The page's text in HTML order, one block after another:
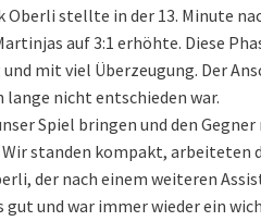
stellte in der 13. Minute
auf 3:1 erhöhte. Diese
mit viel Überzeugung. Der
lange nicht entschieden war.
Spiel bringen und den
standen kompakt,
der nach einem weiteren
und war immer wieder ein